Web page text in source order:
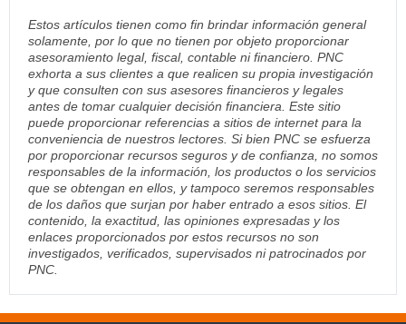
Estos artículos tienen como fin brindar información general
solamente, por lo que no tienen por objeto proporcionar
asesoramiento legal, fiscal, contable ni financiero. PNC
exhorta a sus clientes a que realicen su propia investigación
y que consulten con sus asesores financieros y legales
antes de tomar cualquier decisión financiera. Este sitio
puede proporcionar referencias a sitios de internet para la
conveniencia de nuestros lectores. Si bien PNC se esfuerza
por proporcionar recursos seguros y de confianza, no somos
responsables de la información, los productos o los servicios
que se obtengan en ellos, y tampoco seremos responsables
de los daños que surjan por haber entrado a esos sitios. El
contenido, la exactitud, las opiniones expresadas y los
enlaces proporcionados por estos recursos no son
investigados, verificados, supervisados ni patrocinados por
PNC.